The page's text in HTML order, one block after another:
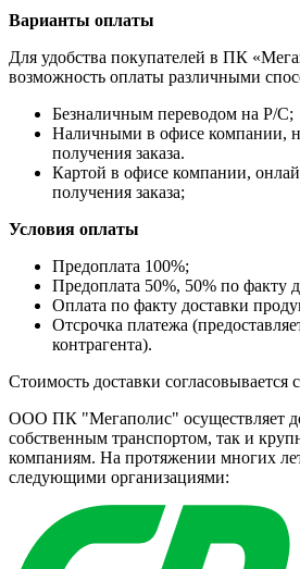
Варианты оплаты
Для удобства покупателей в ПК
возможность оплаты различными
Безналичным переводом на Р/С;
Наличными в офисе компании,
получения заказа.
Картой в офисе компании,
получения заказа;
Условия оплаты
Предоплата 100%;
Предоплата 50%, 50% по факту
Оплата по факту доставки
Отсрочка платежа
контрагента).
Стоимость доставки согласовывается
ООО ПК "Мегаполис" осуществляет
собственным транспортом, так и
компаниям. На протяжении многих
следующими организациями: